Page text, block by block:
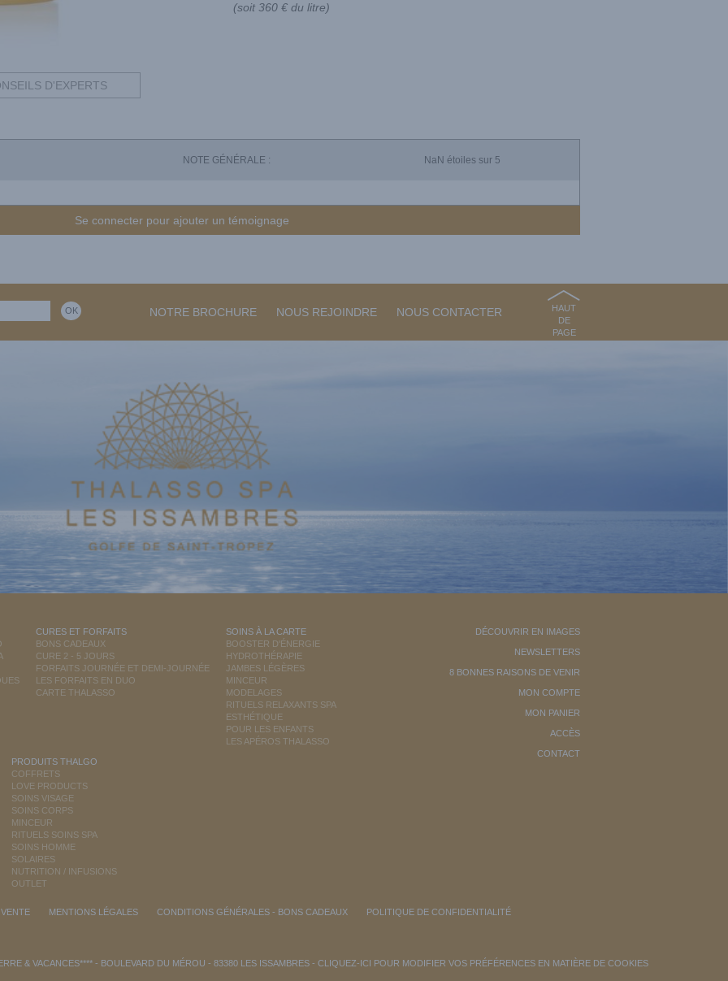
(soit 360 € du litre)
D'EXPERTS
NOTE GÉNÉRALE : NaN étoiles sur 5
Se connecter pour ajouter un témoignage
NOTRE BROCHURE NOUS REJOINDRE NOUS CONTACTER
HAUT
DE
PAGE
CURES ET FORFAITS
BONS CADEAUX
CURE 2 - 5 JOURS
FORFAITS JOURNÉE ET DEMI-JOURNÉE
LES FORFAITS EN DUO
CARTE THALASSO
SOINS À LA CARTE
BOOSTER D'ÉNERGIE
HYDROTHÉRAPIE
JAMBES LÉGÈRES
MINCEUR
MODELAGES
RITUELS RELAXANTS SPA
ESTHÉTIQUE
POUR LES ENFANTS
LES APÉROS THALASSO
PRODUITS THALGO
COFFRETS
LOVE PRODUCTS
SOINS VISAGE
SOINS CORPS
MINCEUR
RITUELS SOINS SPA
SOINS HOMME
SOLAIRES
NUTRITION / INFUSIONS
OUTLET
DÉCOUVRIR EN IMAGES
NEWSLETTERS
8 BONNES RAISONS DE VENIR
MON COMPTE
MON PANIER
ACCÈS
CONTACT
MENTIONS LÉGALES CONDITIONS GÉNÉRALES - BONS CADEAUX POLITIQUE DE CONFIDENTIALITÉ
& VACANCES**** - BOULEVARD DU MÉROU - 83380 LES ISSAMBRES - CLIQUEZ-ICI POUR MODIFIER VOS PRÉFÉRENCES EN MATIÈRE DE COOKIES